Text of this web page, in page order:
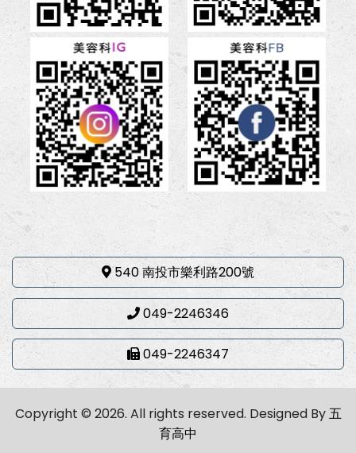
540 南投市樂利路200號
049-2246346
049-2246347
Copyright © 2026. All rights reserved. Designed By五
育高中